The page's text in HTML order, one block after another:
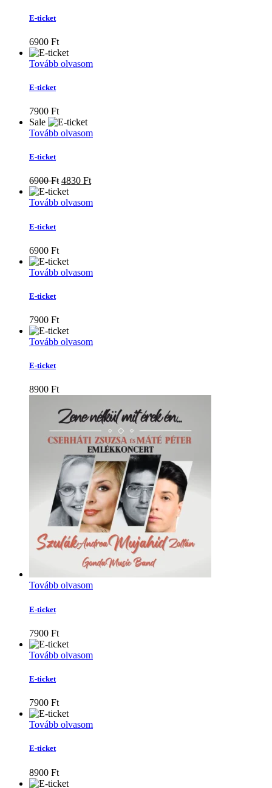
E-ticket
6900 Ft
Tovább olvasom
E-ticket
7900 Ft
Sale
Tovább olvasom
E-ticket
6900Ft Original
price
was:
4830 FtCurrent
is:
Tovább olvasom
E-ticket
6900 Ft
Tovább olvasom
E-ticket
7900 Ft
Tovább olvasom
E-ticket
8900 Ft
Tovább olvasom
E-ticket
7900 Ft
Tovább olvasom
E-ticket
7900 Ft
Tovább olvasom
E-ticket
8900 Ft